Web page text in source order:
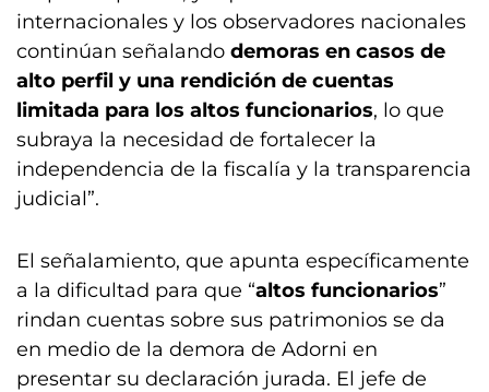
internacionales y los observadores nacionales
continúan señalando demoras en casos de
alto perfil y una rendición de cuentas
limitada para los altos funcionarios, lo que
subraya la necesidad de fortalecer la
independencia de la fiscalía y la transparencia
judicial”.
El señalamiento, que apunta específicamente
a la dificultad para que “altos funcionarios”
rindan cuentas sobre sus patrimonios se da
en medio de la demora de Adorni en
presentar su declaración jurada. El jefe de